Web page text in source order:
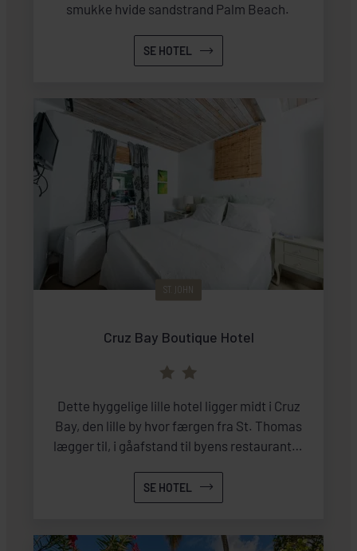
smukke hvide sandstrand Palm Beach.
SE HOTEL
Cruz Bay Boutique Hotel
Dette hyggelige lille hotel ligger midt i Cruz
Bay, den lille by hvor færgen fra St. Thomas
lægger til, i gåafstand til byens restauranter
SE HOTEL